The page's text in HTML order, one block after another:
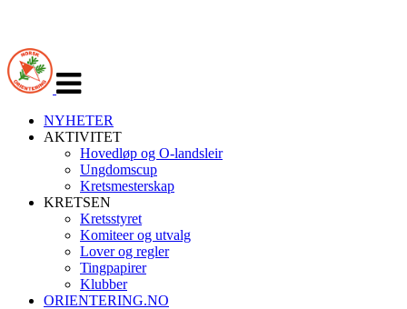
navigasjon
NYHETER
AKTIVITET
Hovedløp og O-landsleir
Ungdomscup
Kretsmesterskap
KRETSEN
Kretsstyret
Komiteer og utvalg
Lover og regler
Tingpapirer
Klubber
ORIENTERING.NO